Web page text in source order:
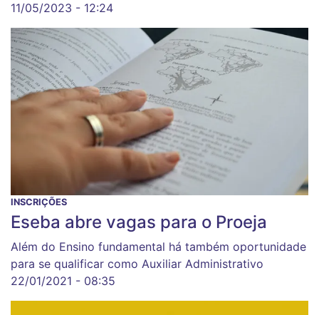
11/05/2023 - 12:24
INSCRIÇÕES
Eseba abre vagas para o Proeja
Além do Ensino fundamental há também oportunidade
para se qualificar como Auxiliar Administrativo
22/01/2021 - 08:35